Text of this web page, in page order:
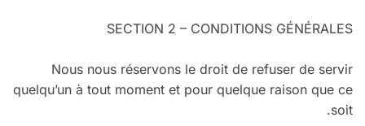
SECTION 2 – CONDITIONS GÉNÉRALES
Nous nous réservons le droit de refuser de servir
quelqu’un à tout moment et pour quelque raison que ce
soit.